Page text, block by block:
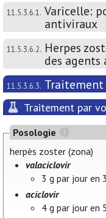
11.5.3.6.1. Varicelle:
antiviraux
11.5.3.6.2. Herpes
des
11.5.3.6.3.
Traitement par
Posologie
herpès zoster (zona)
valaciclovir
3 g par jour en
aciclovir
4 g par jour en